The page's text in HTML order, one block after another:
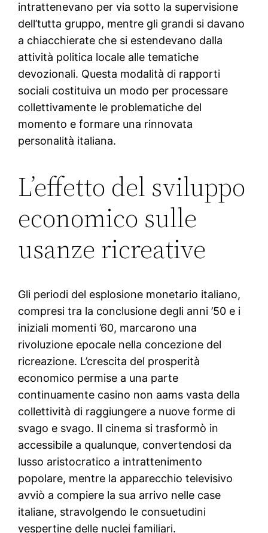
intrattenevano per via sotto la supervisione
dell’tutta gruppo, mentre gli grandi si davano
a chiacchierate che si estendevano dalla
attività politica locale alle tematiche
devozionali. Questa modalità di rapporti
sociali costituiva un modo per processare
collettivamente le problematiche del
momento e formare una rinnovata
personalità italiana.
L’effetto del sviluppo
economico sulle
usanze ricreative
Gli periodi del esplosione monetario italiano,
compresi tra la conclusione degli anni ’50 e i
iniziali momenti ’60, marcarono una
rivoluzione epocale nella concezione del
ricreazione. L’crescita del prosperità
economico permise a una parte
continuamente casino non aams vasta della
collettività di raggiungere a nuove forme di
svago e svago. Il cinema si trasformò in
accessibile a qualunque, convertendosi da
lusso aristocratico a intrattenimento
popolare, mentre la apparecchio televisivo
avviò a compiere la sua arrivo nelle case
italiane, stravolgendo le consuetudini
vespertine delle nuclei familiari.